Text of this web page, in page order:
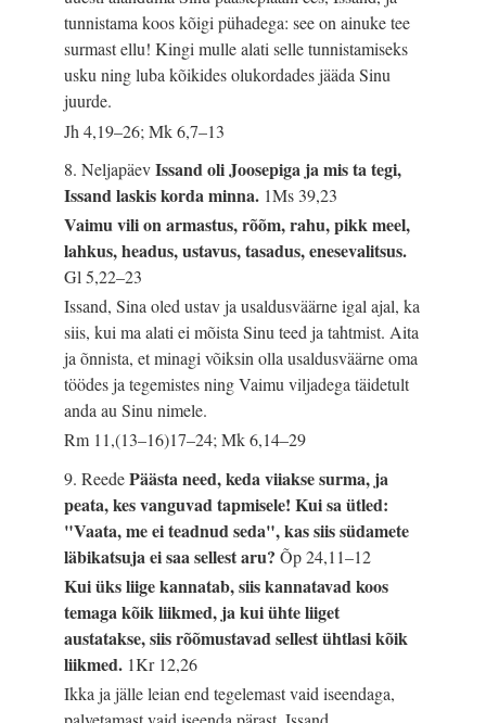
tunnistama koos kõigi pühadega: see on ainuke tee
surmast ellu! Kingi mulle alati selle tunnistamiseks
usku ning luba kõikides olukordades jääda Sinu
juurde.
Jh 4,19–26; Mk 6,7–13
8. NeljapäevIssand oli Joosepiga ja mis ta tegi,
Issand laskis korda minna. 1Ms 39,23
Vaimu vili on armastus, rõõm, rahu, pikk meel,
lahkus, headus, ustavus, tasadus, enesevalitsus.
Gl 5,22–23
Issand, Sina oled ustav ja usaldusväärne igal ajal, ka
siis, kui ma alati ei mõista Sinu teed ja tahtmist. Aita
ja õnnista, et minagi võiksin olla usaldusväärne oma
töödes ja tegemistes ning Vaimu viljadega täidetult
anda au Sinu nimele.
Rm 11,(13–16)17–24; Mk 6,14–29
9. ReedePäästa need, keda viiakse surma, ja
peata, kes vanguvad tapmisele! Kui sa ütled:
"Vaata, me ei teadnud seda", kas siis südamete
läbikatsuja ei saa sellest aru?Õp 24,11–12
Kui üks liige kannatab, siis kannatavad koos
temaga kõik liikmed, ja kui ühte liiget
austatakse, siis rõõmustavad sellest ühtlasi kõik
liikmed. 1Kr 12,26
Ikka ja jälle leian end tegelemast vaid iseendaga,